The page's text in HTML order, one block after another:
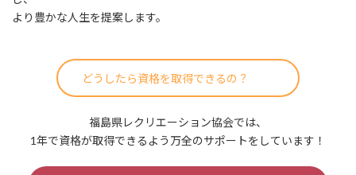
より豊かな人生を提案します。
どうしたら資格を取得できるの？
福島県レクリエーション協会では、
1年で資格が取得できるよう万全のサポートをしています！